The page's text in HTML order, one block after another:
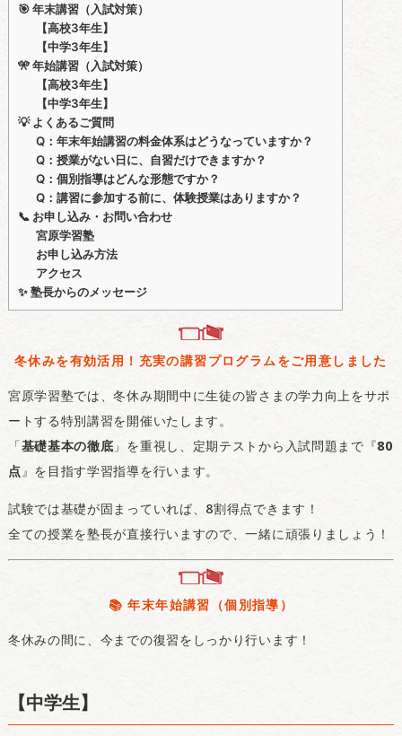
🎯 年末講習（入試対策）
【高校3年生】
【中学3年生】
🎌 年始講習（入試対策）
【高校3年生】
【中学3年生】
💡 よくあるご質問
Q：年末年始講習の料金体系はどうなっていますか？
Q：授業がない日に、自習だけできますか？
Q：個別指導はどんな形態ですか？
Q：講習に参加する前に、体験授業はありますか？
📞 お申し込み・お問い合わせ
宮原学習塾
お申し込み方法
アクセス
✨ 塾長からのメッセージ
冬休みを有効活用！充実の講習プログラムをご用意しました
宮原学習塾では、冬休み期間中に生徒の皆さまの学力向上をサポ
ートする特別講習を開催いたします。
「基礎基本の徹底 」を重視し、定期テストから入試問題まで『80
点 』を目指す学習指導を行います。
試験では基礎が固まっていれば、8割得点できます！
全ての授業を塾長が直接行いますので、一緒に頑張りましょう！
📚 年末年始講習（個別指導）
冬休みの間に、今までの復習をしっかり行います！
【中学生】